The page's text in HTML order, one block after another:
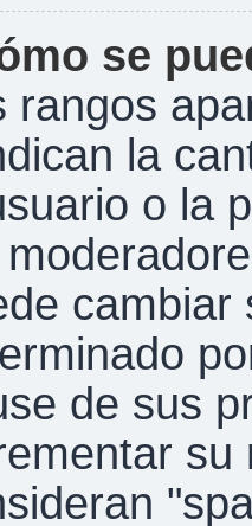
se
rangos
la
o la
cambiar
de sus